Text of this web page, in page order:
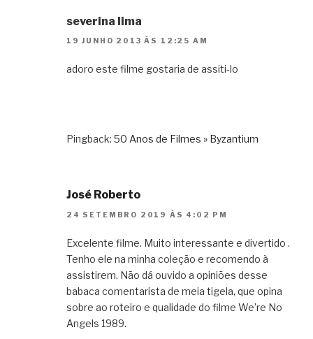
severina lima
19 JUNHO 2013 ÀS 12:25 AM
adoro este filme gostaria de assiti-lo
Pingback: 50 Anos de Filmes » Byzantium
José Roberto
24 SETEMBRO 2019 ÀS 4:02 PM
Excelente filme. Muito interessante e divertido .
Tenho ele na minha coleção e recomendo à
assistirem. Não dá ouvido a opiniões desse
babaca comentarista de meia tigela, que opina
sobre ao roteiro e qualidade do filme We’re No
Angels 1989.